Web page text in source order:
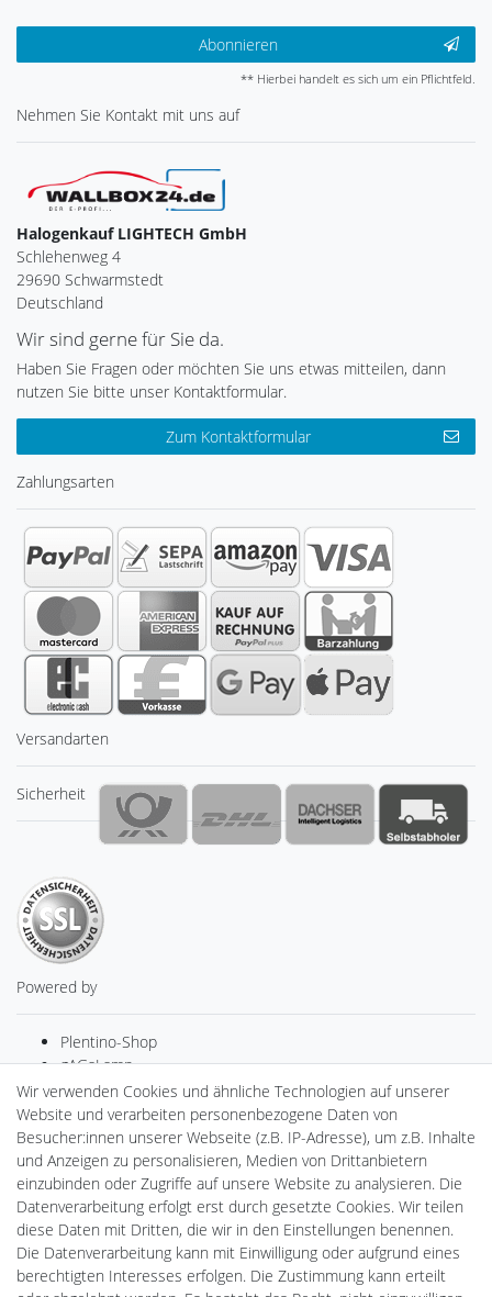
Abonnieren
** Hierbei handelt es sich um ein Pflichtfeld.
Nehmen Sie Kontakt mit uns auf
Halogenkauf LIGHTECH GmbH
Schlehenweg 4
29690 Schwarmstedt
Deutschland
Wir sind gerne für Sie da.
Haben Sie Fragen oder möchten Sie uns etwas mitteilen, dann
nutzen Sie bitte unser Kontaktformular.
Zum Kontaktformular
Zahlungsarten
Versandarten
Sicherheit
Powered by
Plentino-Shop
gAGaLamp
Drohnenstore24
Cardanlight-Shop
Batteriespeicher
PlentiSolar
Gebrauchtlicht
Ledkauf
DEYESOLAR
Lightech Connect
CardanLight Europe
Wir verwenden Cookies und ähnliche Technologien auf unserer
Website und verarbeiten personenbezogene Daten von
Besucher:innen unserer Webseite (z.B. IP-Adresse), um z.B. Inhalte
und Anzeigen zu personalisieren, Medien von Drittanbietern
einzubinden oder Zugriffe auf unsere Website zu analysieren. Die
Datenverarbeitung erfolgt erst durch gesetzte Cookies. Wir teilen
diese Daten mit Dritten, die wir in den Einstellungen benennen.
Die Datenverarbeitung kann mit Einwilligung oder aufgrund eines
berechtigten Interesses erfolgen. Die Zustimmung kann erteilt